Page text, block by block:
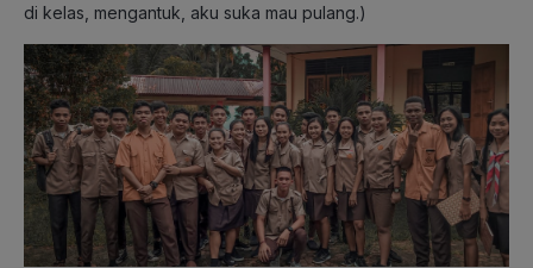
di kelas, mengantuk, aku suka mau pulang.)